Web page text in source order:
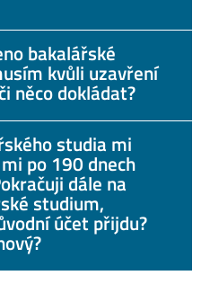
bakalářské
kvůli uzavření
něco dokládat?
studia mi
po 190 dnech
dále na
studium,
účet přijdu?